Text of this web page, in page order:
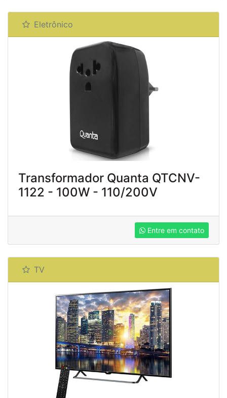
Eletrônico
Transformador Quanta QTCNV-
1122 - 100W - 110/200V
Entre em contato
TV